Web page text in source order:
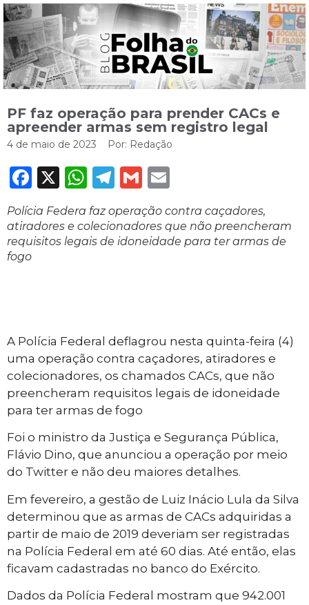
PF faz operação para prender CACs e
apreender armas sem registro legal
4 de maio de 2023 Por: Redação
Facebook
X WhatsApp
Telegram
Gmail
Polícia Federa faz operação contra caçadores,
atiradores e colecionadores que não preencheram
requisitos legais de idoneidade para ter armas de
fogo
A Polícia Federal deflagrou nesta quinta-feira (4)
uma operação contra caçadores, atiradores e
colecionadores, os chamados CACs, que não
preencheram requisitos legais de idoneidade
para ter armas de fogo
Foi o ministro da Justiça e Segurança Pública,
Flávio Dino, que anunciou a operação por meio
do Twitter e não deu maiores detalhes.
Em fevereiro, a gestão de Luiz Inácio Lula da Silva
determinou que as armas de CACs adquiridas a
partir de maio de 2019 deveriam ser registradas
na Polícia Federal em até 60 dias. Até então, elas
ficavam cadastradas no banco do Exército.
Dados da Polícia Federal mostram que 942.001